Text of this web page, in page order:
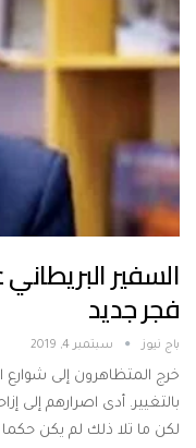
السفير
فجر جديد
باج نيوز سبتمبر 4, 2019
لكن ما تلا ذلك لم يكن